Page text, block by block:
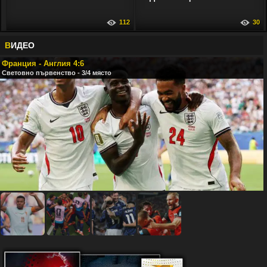
112 30
ВИДЕО
Франция - Англия 4:6
Световно първенство - 3/4 място